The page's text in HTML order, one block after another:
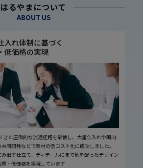
はるやまについて
ABOUT US
入れ体制に基づく
低価格の実現
きた圧倒的な流通経路を駆使し、大量仕入れや国内
同開発などで素材の低コスト化に成功しました。
出す仕立て、ディテールにまで気を配ったデザイン
・低価格を実現しています